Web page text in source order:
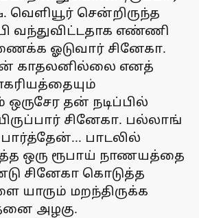
சென்றிருந்த
வந்துவிட்டதாக எண்ணி
ஓடுவார் சினேகா.
காதலனில்லை எனத்
தன் நடிப்பில்
சினேகா. பல்லாங்
பார்த்தேன்... பாடலில்
ஒரு ரூபாய் நாணயத்தை
சினேகா கொடுத்த
யாரும் மறந்திருக்க
அழகு.